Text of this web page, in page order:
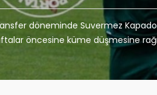
döneminde Suvermez
öncesine küme düşmesine